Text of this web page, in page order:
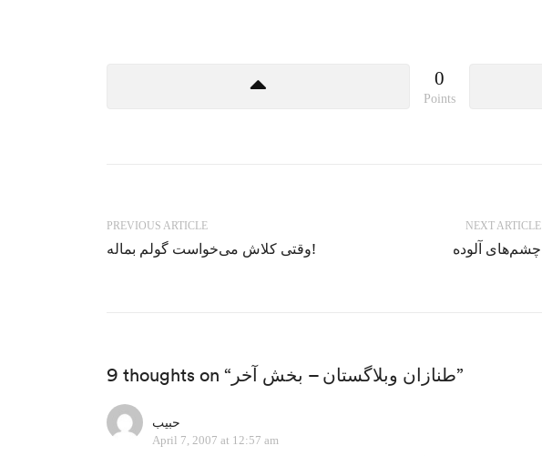
0
Points
PREVIOUS ARTICLE
وقتی کلاش می‌خواست گولم بماله!
NEXT ARTICLE
چشم‌های آلوده
9 thoughts on “طنازان وبلاگستان – بخش آخر”
حبیب
April 7, 2007 at 12:57 am